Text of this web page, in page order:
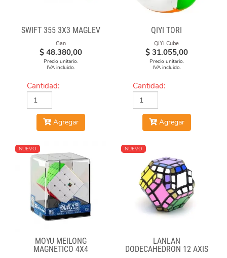
SWIFT 355 3X3 MAGLEV
Gan
$ 48.380,00
Precio unitario.
IVA incluido.
Cantidad:
Agregar
QIYI TORI
QiYi Cube
$ 31.055,00
Precio unitario.
IVA incluido.
Cantidad:
Agregar
NUEVO
MOYU MEILONG
MAGNETICO 4X4
NUEVO
LANLAN
DODECAHEDRON 12 AXIS